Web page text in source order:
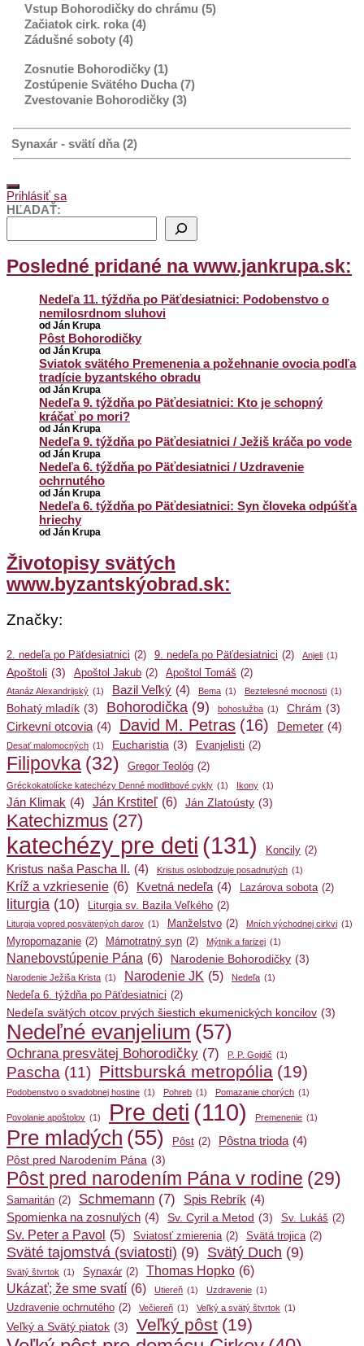
Vstup Bohorodičky do chrámu (5)
Začiatok cirk. roka (4)
Zádušné soboty (4)
Zosnutie Bohorodičky (1)
Zostúpenie Svätého Ducha (7)
Zvestovanie Bohorodičky (3)
Synaxár - svätí dňa (2)
Prihlásiť sa
HĽADAŤ:
Posledné pridané na www.jankrupa.sk:
Nedeľa 11. týždňa po Päťdesiatnici: Podobenstvo o
nemilosrdnom sluhovi
od Ján Krupa
Pôst Bohorodičky
od Ján Krupa
Sviatok svätého Premenenia a požehnanie ovocia podľa
tradície byzantského obradu
od Ján Krupa
Nedeľa 9. týždňa po Päťdesiatnici: Kto je schopný
kráčať po mori?
od Ján Krupa
Nedeľa 9. týždňa po Päťdesiatnici / Ježiš kráča po vode
od Ján Krupa
Nedeľa 6. týždňa po Päťdesiatnici / Uzdravenie
ochrnutého
od Ján Krupa
Nedeľa 6. týždňa po Päťdesiatnici: Syn človeka odpúšťa
hriechy
od Ján Krupa
Životopisy svätých
www.byzantskýobrad.sk:
Značky:
2. nedeľa po Päťdesiatnici (2) 9. nedeľa po Päťdesiatnici (2) Anjeli (1)
Apoštoli (3) Apoštol Jakub (2) Apoštol Tomáš (2)
Atanáz Alexandrijský (1) Bazil Veľký (4) Bema (1) Beztelesné mocnosti (1)
Bohatý mladík (3) Bohorodička (9) bohoslužba (1) Chrám (3)
Cirkevní otcovia (4) David M. Petras (16) Demeter (4)
Desať malomocných (1) Eucharistia (3) Evanjelisti (2)
Filipovka (32) Gregor Teológ (2)
Gréckokatolícke katechézy Denné modlitbové cykly (1) Ikony (1)
Ján Klimak (4) Ján Krstiteľ (6) Ján Zlatoústy (3)
Katechizmus (27)
katechézy pre deti (131) Koncily (2)
Kristus naša Pascha II. (4) Kristus oslobodzuje posadnutých (1)
Kríž a vzkriesenie (6) Kvetná nedeľa (4) Lazárova sobota (2)
liturgia (10) Liturgia sv. Bazila Veľkého (2)
Liturgia vopred posvätených darov (1) Manželstvo (2) Mních východnej cirkvi (1)
Myropomazanie (2) Márnotratný syn (2) Mýtnik a farizej (1)
Nanebovstúpenie Pána (6) Narodenie Bohorodičky (3)
Narodenie Ježiša Krista (1) Narodenie JK (5) Nedeľa (1)
Nedeľa 6. týždňa po Päťdesiatnici (2)
Nedeľa svätých otcov prvých šiestich ekumenických koncilov (3)
Nedeľné evanjelium (57)
Ochrana presvätej Bohorodičky (7) P. P. Gojdič (1)
Pascha (11) Pittsburská metropólia (19)
Podobenstvo o svadobnej hostine (1) Pohreb (1) Pomazanie chorých (1)
Povolanie apoštolov (1) Pre deti (110) Premenenie (1)
Pre mladých (55) Pôst (2) Pôstna trioda (4)
Pôst pred Narodením Pána (3)
Pôst pred narodením Pána v rodine (29)
Samaritán (2) Schmemann (7) Spis Rebrík (4)
Spomienka na zosnulých (4) Sv. Cyril a Metod (3) Sv. Lukáš (2)
Sv. Peter a Pavol (5) Sviatosť zmierenia (2) Svätá trojica (2)
Sväté tajomstvá (sviatosti) (9) Svätý Duch (9)
Svätý štvrtok (1) Synaxár (2) Thomas Hopko (6)
Ukázať; že sme svatí (6) Utiereň (1) Uzdravenie (1)
Uzdravenie ochrnutého (2) Večiereň (1) Veľký a svätý štvrtok (1)
Veľký a Svätý piatok (3) Veľký pôst (19)